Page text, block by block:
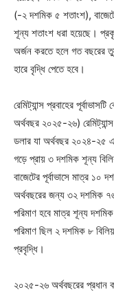
(-২ দশমিক ৫ শতাংশ),
শূন্য শতাংশ ধরা হয়েছে।
অর্জন করতে হলে গত বছরের
হারে বৃদ্ধি পেতে হবে।
রেমিট্যান্স প্রবাহের
অর্থবছর ২০২৫-২৬)
ডলার যা অর্থবছর ২০২৪-২৫
গড়ে প্রায় ৩ দশমিক শূন্য
বাজেটের পূর্বাভাসে মাত্র ১০
অর্থবছরের জন্য ৩২ দশমিক
পরিমাণ হবে মাত্র শূন্য
পরিমাণ ছিল ২ দশমিক ৮
প্রবৃদ্ধি।
২০২৫-২৬ অর্থবছরের প্রধান